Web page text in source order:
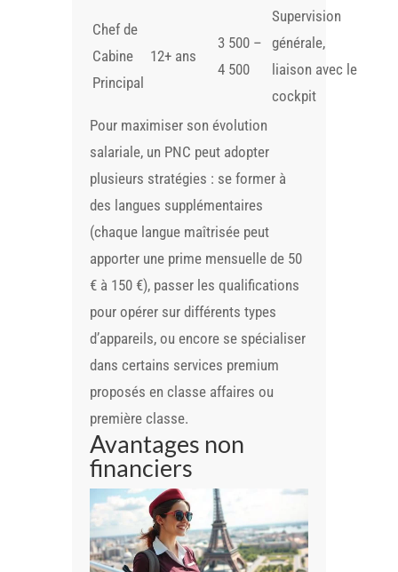
Chef de
Cabine
Principal
12+ ans
3 500 –
4 500
Supervision
générale,
liaison avec le
cockpit
Pour maximiser son évolution
salariale, un PNC peut adopter
plusieurs stratégies : se former à
des langues supplémentaires
(chaque langue maîtrisée peut
apporter une prime mensuelle de 50
€ à 150 €), passer les qualifications
pour opérer sur différents types
d’appareils, ou encore se spécialiser
dans certains services premium
proposés en classe affaires ou
première classe.
Avantages non
financiers